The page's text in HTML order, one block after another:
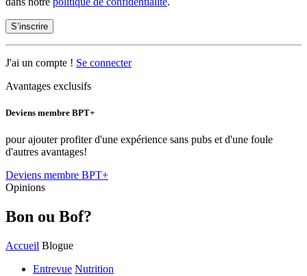
S’inscrire
J'ai un compte ! Se connecter
Avantages exclusifs
Deviens membre BPT+
pour ajouter profiter d'une expérience sans pubs et d'une foule
d'autres avantages!
Deviens membre BPT+
Opinions
Bon ou Bof?
Accueil Blogue
Entrevue Nutrition